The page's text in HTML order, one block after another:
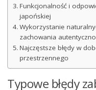
Funkcjonalność i
japońskiej
Wykorzystanie
zachowania
Najczęstsze błędy w
przestrzennego
Typowe błędy